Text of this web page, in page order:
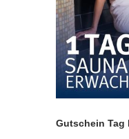
Gutschein Tag